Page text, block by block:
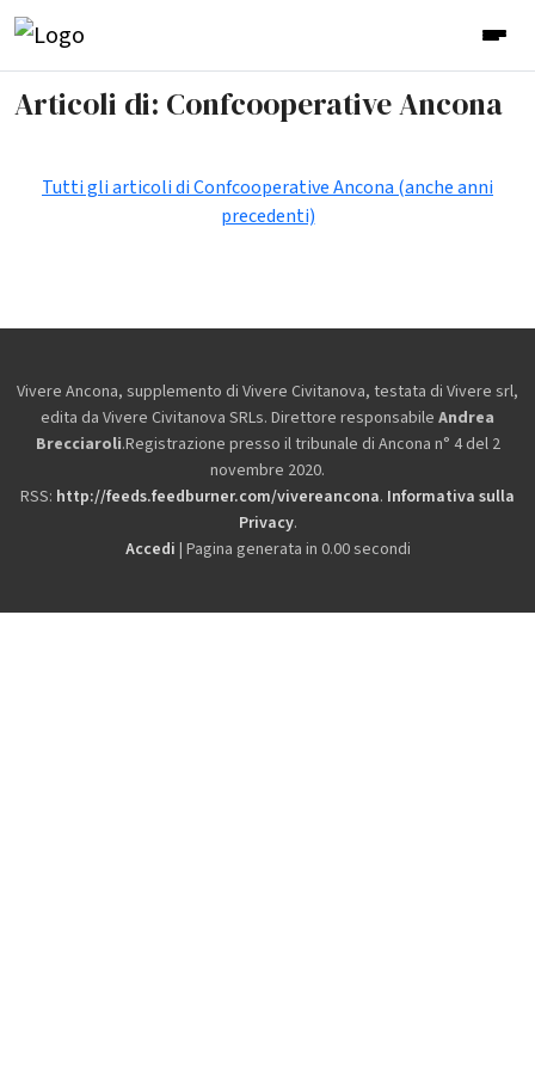
Articoli di: Confcooperative Ancona
Tutti gli articoli di Confcooperative Ancona (anche anni
precedenti)
Vivere Ancona, supplemento di Vivere Civitanova, testata di Vivere srl,
edita da Vivere Civitanova SRLs. Direttore responsabile Andrea
Brecciaroli.Registrazione presso il tribunale di Ancona n° 4 del 2
novembre 2020.
RSS: http://feeds.feedburner.com/vivereancona. Informativa sulla
Privacy.
Accedi | Pagina generata in 0.00 secondi